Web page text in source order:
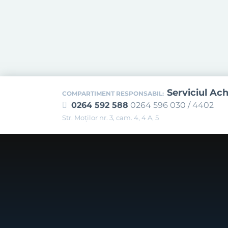
COMPARTIMENT RESPONSABIL: Serviciul
0264 592 588 0264 596 030 / 4402
Str. Moţilor nr. 3, cam. 4, 4 A, 5